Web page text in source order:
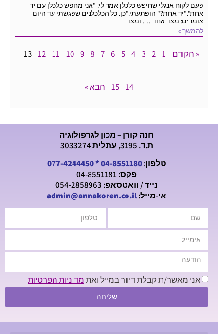
פעם לקוח אנגלי שחיפש כלכלן אמר לי: "אני מחפש כלכלן עם יד
אחת"."יד אחת?" הופתעתי."כן. כל הכלכלנים שפגשתי עד היום
אומרים: מצד אחד …. ומצד
להמשך »
« הקודם 1
2
3
4
5
6
7
8
9
10
11
12
13
14
15 הבא »
חנה קורן – מכון לגרפולוגיה
ת.ד. 3195, עתלית 3033274
טלפון:04-8551180
*
077-4244450
פקס: 04-8551181
נייד / וואטסאפ: 054-2858963
אי-מייל:admin@annakoren.co.il
אני מאשר/ת קבלת דיוור במייל ואתמדיניות הפרטיות
שליחה